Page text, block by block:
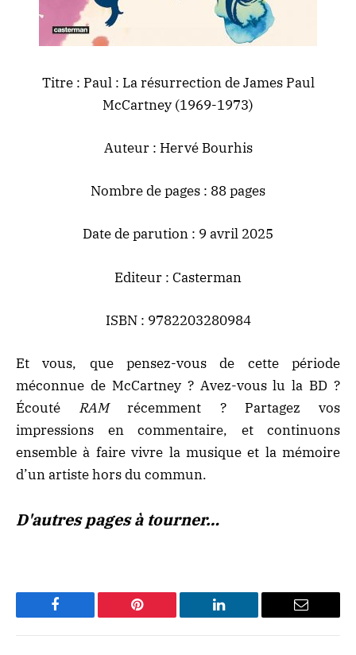
Titre : Paul : La résurrection de James Paul
McCartney (1969-1973)
Auteur : Hervé Bourhis
Nombre de pages : 88 pages
Date de parution : 9 avril 2025
Editeur : Casterman
ISBN : 9782203280984
Et vous, que pensez-vous de cette période
méconnue de McCartney ? Avez-vous lu la BD ?
Écouté RAMrécemment ? Partagez vos
impressions en commentaire, et continuons
ensemble à faire vivre la musique et la mémoire
d’un artiste hors du commun.
D'autres pages à tourner…
Facebook Pinterest LinkedIn Email